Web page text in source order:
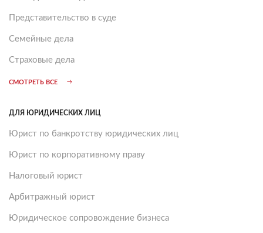
Представительство в суде
Семейные дела
Страховые дела
СМОТРЕТЬ ВСЕ
ДЛЯ ЮРИДИЧЕСКИХ ЛИЦ
Юрист по банкротству юридических лиц
Юрист по корпоративному праву
Налоговый юрист
Арбитражный юрист
Юридическое сопровождение бизнеса